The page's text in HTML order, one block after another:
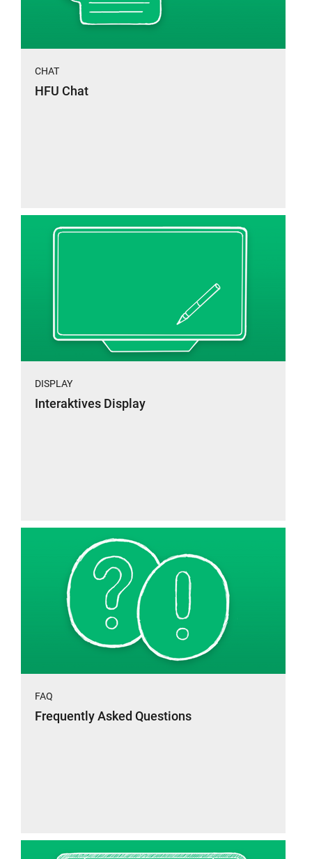
CHAT
HFU Chat
DISPLAY
Interaktives Display
FAQ
Frequently Asked Questions